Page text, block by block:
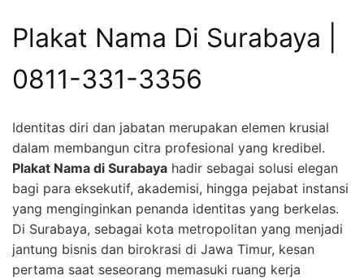
Plakat Nama Di Surabaya |
0811-331-3356
Identitas diri dan jabatan merupakan elemen krusial
dalam membangun citra profesional yang kredibel.
Plakat Nama di Surabaya hadir sebagai solusi elegan
bagi para eksekutif, akademisi, hingga pejabat instansi
yang menginginkan penanda identitas yang berkelas.
Di Surabaya, sebagai kota metropolitan yang menjadi
jantung bisnis dan birokrasi di Jawa Timur, kesan
pertama saat seseorang memasuki ruang kerja